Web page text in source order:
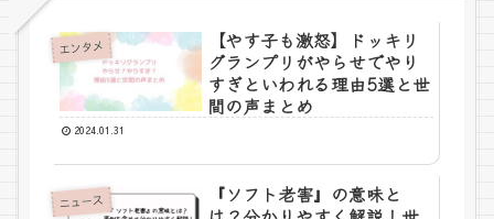
エンタメ
【やす子も激怒】ドッキリ
グランプリがやらせでやり
すぎといわれる理由5選と世
間の声まとめ
2024.01.31
ニュース
『ソフト老害』の意味と